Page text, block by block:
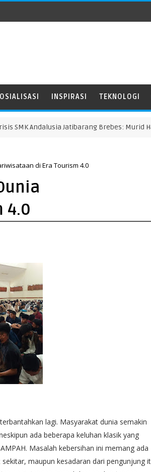
INSPIRASI TEKNOLOGI
Andalusia Jatibarang Brebes: Murid Hanya
di Era Tourism 4.0
4.0
lagi. Masyarakat dunia semakin
ada beberapa keluhan klasik yang
Masalah kebersihan ini memang ada
maupun kesadaran dari pengunjung